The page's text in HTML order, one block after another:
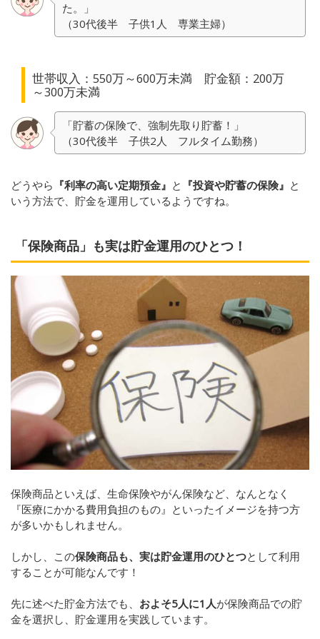
た。」
（30代後半 子供1人 専業主婦）
世帯収入：550万～600万未満 貯金額：200万
～300万未満
「貯蓄の保険で、強制先取り貯蓄！」
（30代後半 子供2人 フルタイム勤務）
どうやら 『利率の高い定期預金』 と 『投資や貯蓄の保険』 と
いう方法で、貯金を運用しているようですね。
「保険商品」も実は貯金運用のひとつ！
保険商品といえば、生命保険やがん保険など、なんとなく
『医療にかかる費用負担のもの』といったイメージを持つ方
が多いかもしれません。
しかし、この保険商品も、実は貯金運用のひとつとして利用
することが可能なんです！
先に述べた貯金方法でも、 およそ5人に1人が保険商品での貯
金を選択し、貯金運用を実践しています。